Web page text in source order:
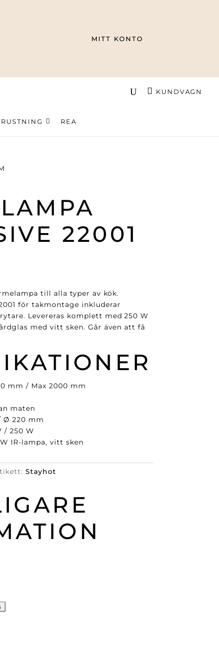
MITT KONTO
KUNDVAGN
REA
22001
till alla typer av kök.
för takmontage inkluderar
Levereras komplett med 250 W
med vitt sken. Går även att få
mm / Max 2000 mm
maten
Ø 220 mm
/ 250 W
IR-lampa, vitt sken
Stayhot